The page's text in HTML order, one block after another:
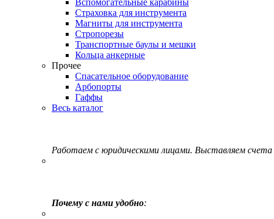
Вспомогательные карабины
Страховка для инструмента
Магниты для инструмента
Стропорезы
Транспортные баулы и мешки
Кольца анкерные
Прочее
Спасательное оборудование
Арбопорты
Гаффы
Весь каталог
Работаем с юридическими лицами. Выставляем счета
Почему с нами удобно: